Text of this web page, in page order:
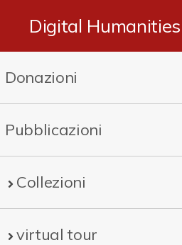
Digital Humanities
Donazioni
Pubblicazioni
Collezioni
virtual tour